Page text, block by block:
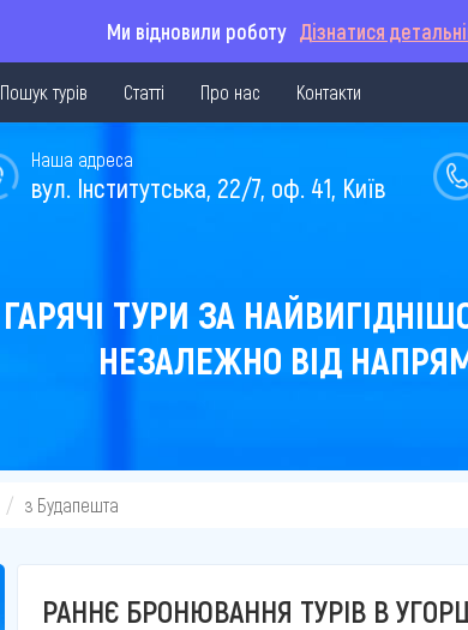
Ми відновили роботу Дізнатися
Пошук турів Статті Про нас Контакти
Наша адреса
вул. Інститутська, 22/7, оф. 41, Київ
ГАРЯЧІ ТУРИ ЗА
НЕЗАЛЕЖНО ВІД
з Будапешта
РАННЄ БРОНЮВАННЯ ТУРІВ В